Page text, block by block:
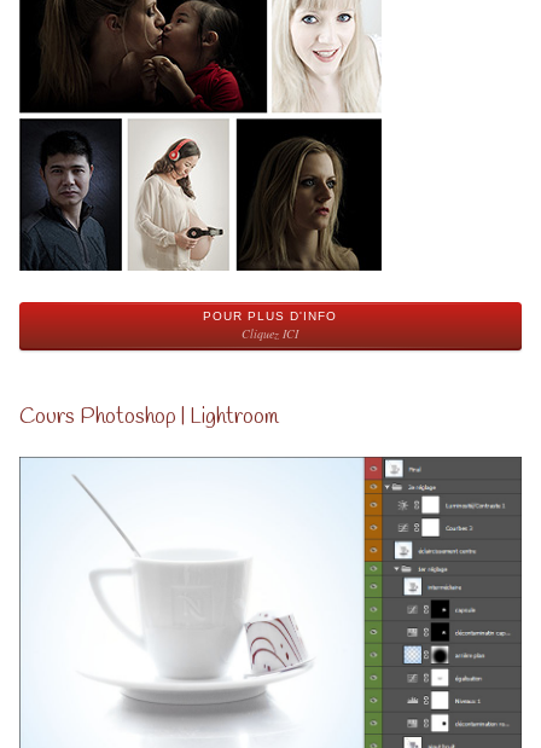
POUR PLUS D'INFO
Cliquez ICI
Cours Photoshop | Lightroom